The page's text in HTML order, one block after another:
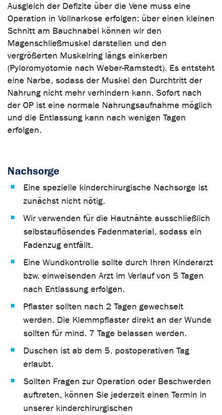
Ausgleich der Defizite über die Vene muss eine
Operation in Vollnarkose erfolgen: über einen kleinen
Schnitt am Bauchnabel können wir den
Magenschließmuskel darstellen und den
vergrößerten Muskelring längs einkerben
(Pyloromyotomie nach Weber-Ramstedt). Es entsteht
eine Narbe, sodass der Muskel den Durchtritt der
Nahrung nicht mehr verhindern kann. Sofort nach
der OP ist eine normale Nahrungsaufnahme möglich
und die Entlassung kann nach wenigen Tagen
erfolgen.
Nachsorge
Eine spezielle kinderchirurgische Nachsorge ist
zunächst nicht nötig.
Wir verwenden für die Hautnähte ausschließlich
selbstauflösendes Fadenmaterial, sodass ein
Fadenzug entfällt.
Eine Wundkontrolle sollte durch Ihren Kinderarzt
bzw. einweisenden Arzt im Verlauf von 5 Tagen
nach Entlassung erfolgen.
Pflaster sollten nach 2 Tagen gewechselt
werden. Die Klemmpflaster direkt an der Wunde
sollten für mind. 7 Tage belassen werden.
Duschen ist ab dem 5. postoperativen Tag
erlaubt.
Sollten Fragen zur Operation oder Beschwerden
auftreten, können Sie jederzeit einen Termin in
unserer kinderchirurgischen